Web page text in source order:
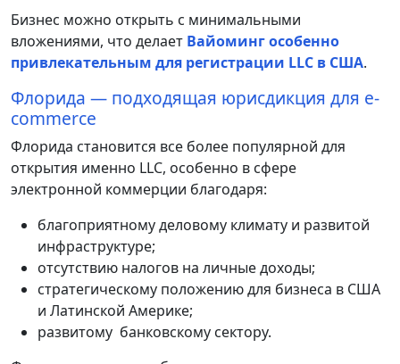
Бизнес можно открыть с минимальными
вложениями, что делает Вайоминг особенно
привлекательным для регистрации LLC в США.
Флорида — подходящая юрисдикция для e-
commerce
Флорида становится все более популярной для
открытия именно LLC, особенно в сфере
электронной коммерции благодаря:
благоприятному деловому климату и развитой
инфраструктуре;
отсутствию налогов на личные доходы;
стратегическому положению для бизнеса в США
и Латинской Америке;
развитому банковскому сектору.